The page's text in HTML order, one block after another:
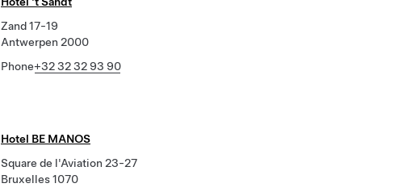
Zand 17-19
Antwerpen 2000
Phone+32 32 32 93 90
Hotel BE MANOS
Square de l'Aviation 23-27
Bruxelles 1070